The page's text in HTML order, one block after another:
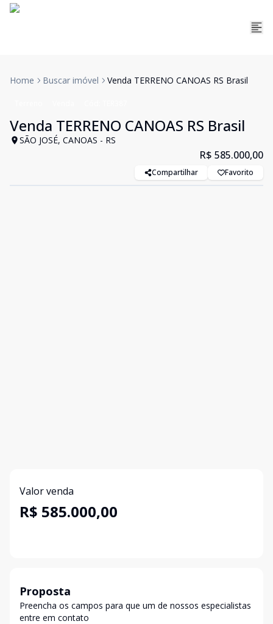
Home Buscar imóvel Venda TERRENO CANOAS RS Brasil
Venda TERRENO CANOAS RS Brasil
SÃO JOSÉ, CANOAS - RS
R$ 585.000,00
Compartilhar Favorito
Valor venda
R$ 585.000,00
Proposta
Preencha os campos para que um de nossos especialistas
entre em contato